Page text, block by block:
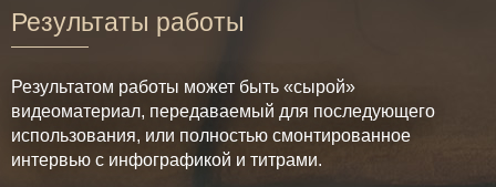
Результаты работы
Результатом работы может быть «сырой»
видеоматериал, передаваемый для последующего
использования, или полностью смонтированное
интервью с инфографикой и титрами.